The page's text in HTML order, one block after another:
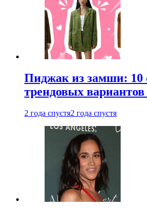
Пиджак из замши: 10
трендовых вариантов
2 года спустя2 года спустя